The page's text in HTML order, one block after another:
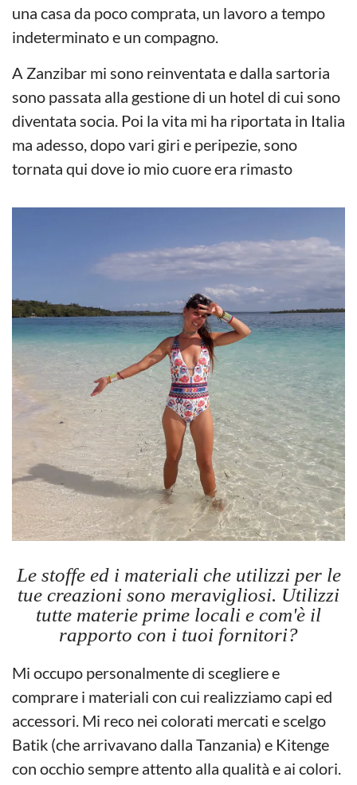
una casa da poco comprata, un lavoro a tempo
indeterminato e un compagno.
A Zanzibar mi sono reinventata e dalla sartoria
sono passata alla gestione di un hotel di cui sono
diventata socia. Poi la vita mi ha riportata in Italia
ma adesso, dopo vari giri e peripezie, sono
tornata qui dove io mio cuore era rimasto
Le stoffe ed i materiali che utilizzi per le
tue creazioni sono meravigliosi. Utilizzi
tutte materie prime locali e com'è il
rapporto con i tuoi fornitori?
Mi occupo personalmente di scegliere e
comprare i materiali con cui realizziamo capi ed
accessori. Mi reco nei colorati mercati e scelgo
Batik (che arrivavano dalla Tanzania) e Kitenge
con occhio sempre attento alla qualità e ai colori.